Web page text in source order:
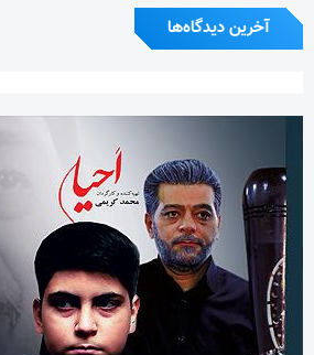
آخرین دیدگاه‌ها